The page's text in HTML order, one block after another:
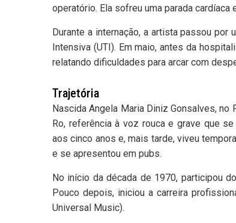
operatório. Ela sofreu uma parada
Durante a internação, a artista passou
Intensiva (UTI). Em maio, antes da
relatando dificuldades para arcar com
Trajetória
Nascida Angela Maria Diniz Gonsalves,
Ro, referência à voz rouca e grave que
aos cinco anos e, mais tarde, viveu
e se apresentou em pubs.
No início da década de 1970, participou
Pouco depois, iniciou a carreira
Universal Music).